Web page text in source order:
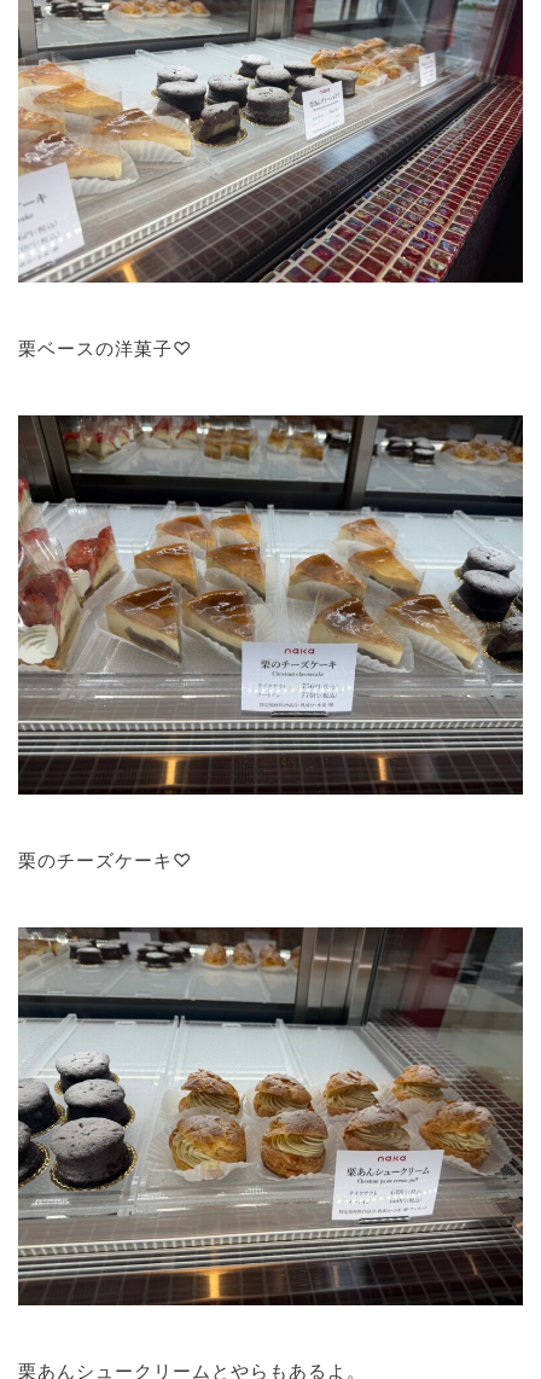
栗ベースの洋菓子♡
栗のチーズケーキ♡
栗あんシュークリームとやらもあるよ。